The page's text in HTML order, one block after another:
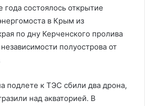
года состоялось открытие
в Крым из
по дну Керченского пролива
полуострова от
подлете к ТЭС сбили два дрона,
над акваторией. В